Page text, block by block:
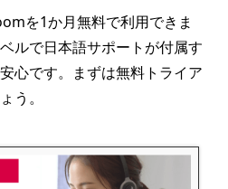
を1か月無料で利用できま
ルで日本語サポートが付属す
心です。まずは無料トライア
う。